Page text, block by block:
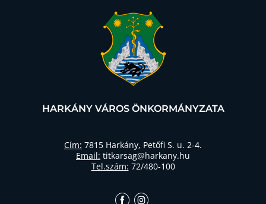
HARKÁNY VÁROS ÖNKORMÁNYZATA
Cím: 7815 Harkány, Petőfi S. u. 2-4.
Email: titkarsag@harkany.hu
Tel.szám: 72/480-100